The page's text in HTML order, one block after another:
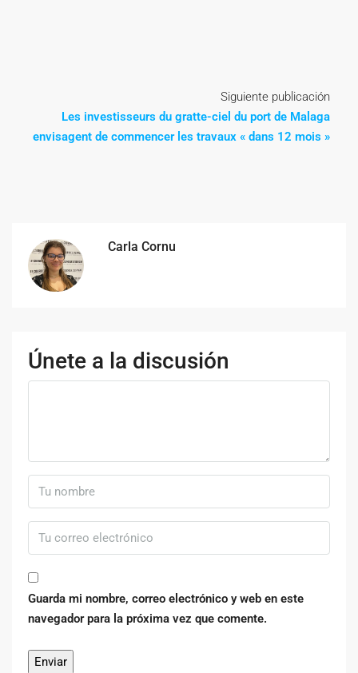
Siguiente publicación
Les investisseurs du gratte-ciel du port de Malaga
envisagent de commencer les travaux « dans 12 mois »
Carla Cornu
Únete a la discusión
Guarda mi nombre, correo electrónico y web en este
navegador para la próxima vez que comente.